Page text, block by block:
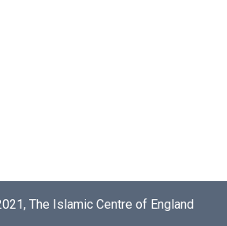
The Islamic Centre of England